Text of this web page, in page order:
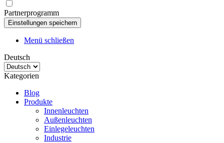
Partnerprogramm
Menü schließen
Deutsch
Kategorien
Blog
Produkte
Innenleuchten
Außenleuchten
Einlegeleuchten
Industrie